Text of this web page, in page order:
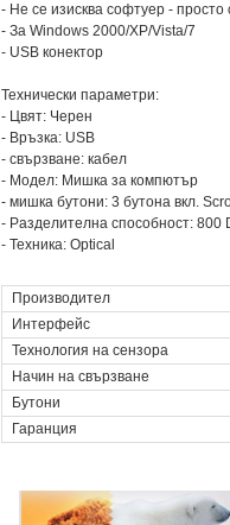
- Не се изисква софтуер - просто
- За Windows 2000/XP/Vista/7
- USB конектор
Технически параметри:
- Цвят: Черен
- Връзка: USB
- свързване: кабел
- Модел: Мишка за компютър
- мишка бутони: 3 бутона вкл.
- Разделителна способност: 800
- Техника: Optical
Производител
Интерфейс
Технология на сензора
Начин на свързване
Бутони
Гаранция